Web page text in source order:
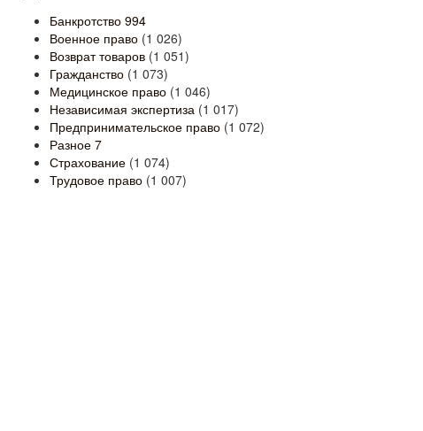
Банкротство 994
Военное право (1 026)
Возврат товаров (1 051)
Гражданство (1 073)
Медицинское право (1 046)
Независимая экспертиза (1 017)
Предпринимательское право (1 072)
Разное 7
Страхование (1 074)
Трудовое право (1 007)